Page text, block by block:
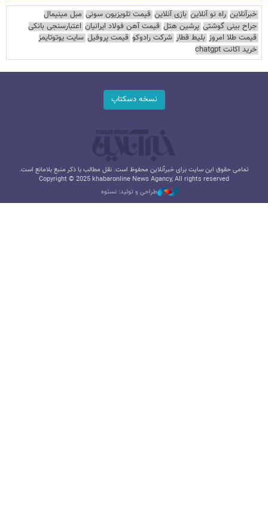
خبرآنلاین راه نو آنلاین بازی آنلاین قیمت تلویزیون سونی مبل مینیمال
جراح بینی گوشتی پرشین هتل قیمت آهن فولاد ایرانیان اعتبارسنجی بانکی
قیمت طلا امروز بلیط قطار شرکت رادوکو قیمت پروفیل سایت یوتوتایمز
خرید اکانت chatgpt
نسخه دسکتاپ
تمامی حقوق این سایت برای خبرآنلاین محفوظ است. نقل مطالب با ذکر منبع بلامانع است.
Copyright © 2025 khabaronline News Agancy, All rights reserved
طراحی و تولید: نستوه